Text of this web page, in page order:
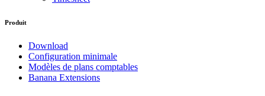
Produit
Download
Configuration minimale
Modèles de plans comptables
Banana Extensions